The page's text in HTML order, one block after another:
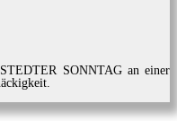
SONNTAG an einer